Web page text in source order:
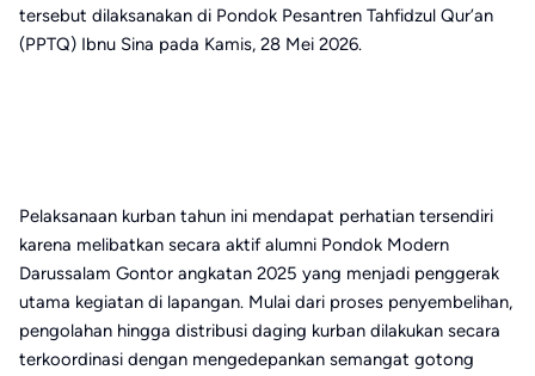
tersebut dilaksanakan di Pondok Pesantren Tahfidzul Qur’an
(PPTQ) Ibnu Sina pada Kamis, 28 Mei 2026.
Pelaksanaan kurban tahun ini mendapat perhatian tersendiri
karena melibatkan secara aktif alumni Pondok Modern
Darussalam Gontor angkatan 2025 yang menjadi penggerak
utama kegiatan di lapangan. Mulai dari proses penyembelihan,
pengolahan hingga distribusi daging kurban dilakukan secara
terkoordinasi dengan mengedepankan semangat gotong